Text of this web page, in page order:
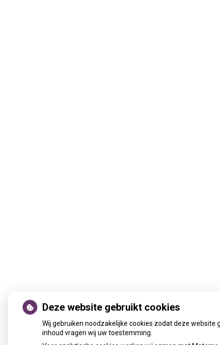
Deze website gebruikt cookies
Wij gebruiken noodzakelijke cookies zodat deze
inhoud vragen wij uw toestemming.